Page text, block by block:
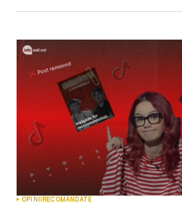
OPINIIRECOMANDATE